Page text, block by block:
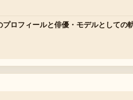
プロフィールと俳優・モデルとしての